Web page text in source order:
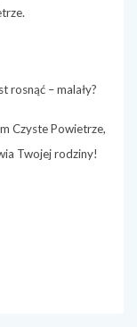
rosnąć – malały?
Czyste Powietrze,
Twojej rodziny!